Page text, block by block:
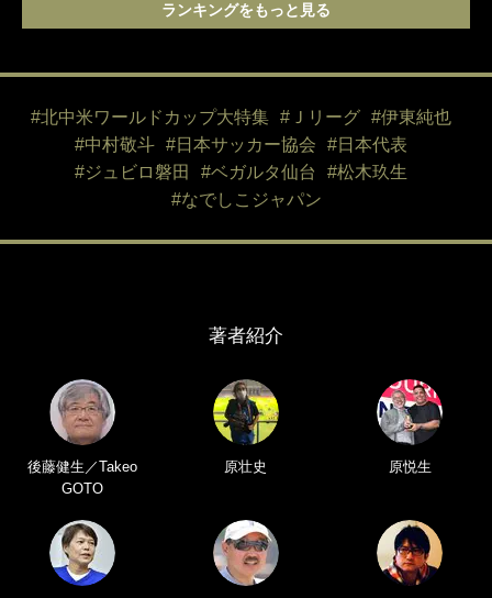
ランキングをもっと見る
#北中米ワールドカップ大特集 #Ｊリーグ
#伊東純也
#中村敬斗
#日本サッカー協会
#日本代表
#ジュビロ磐田
#ベガルタ仙台
#松木玖生
#なでしこジャパン
著者紹介
後藤健生／Takeo
GOTO
原壮史 原悦生